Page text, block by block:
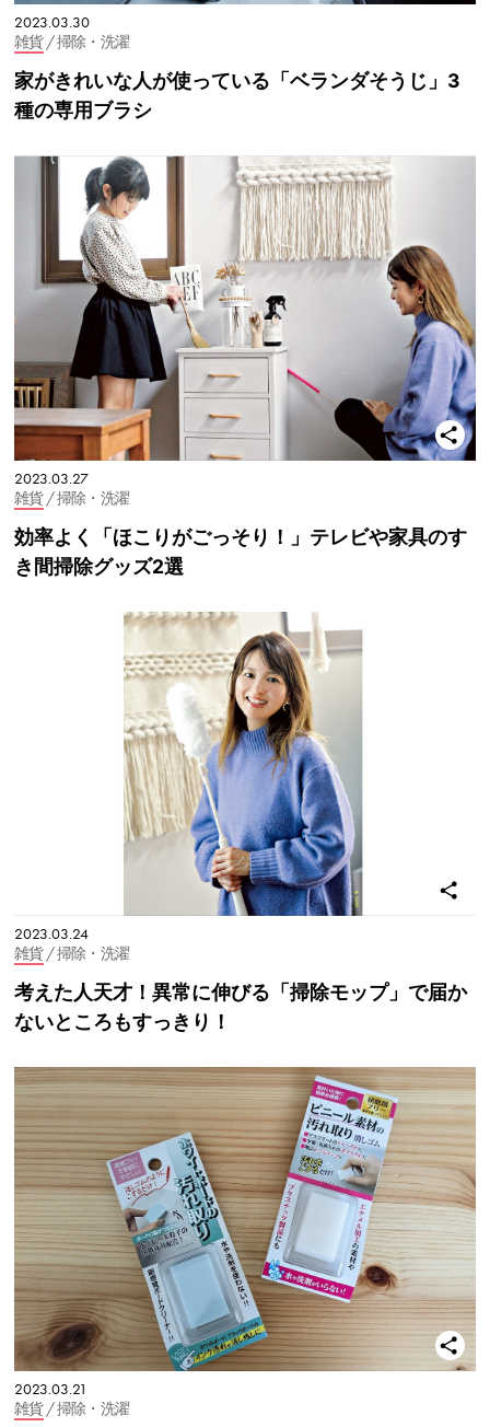
2023.03.30
雑貨/ 掃除・洗濯
家がきれいな人が使っている「ベランダそうじ」3
種の専用ブラシ
2023.03.27
雑貨/ 掃除・洗濯
効率よく「ほこりがごっそり！」テレビや家具のす
き間掃除グッズ2選
2023.03.24
雑貨/ 掃除・洗濯
考えた人天才！異常に伸びる「掃除モップ」で届か
ないところもすっきり！
2023.03.21
雑貨/ 掃除・洗濯